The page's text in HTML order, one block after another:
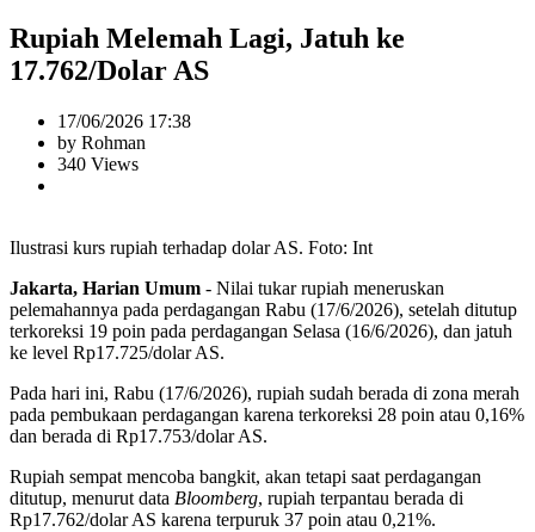
Rupiah Melemah Lagi, Jatuh ke
17.762/Dolar AS
17/06/2026 17:38
by Rohman
340 Views
Ilustrasi kurs rupiah terhadap dolar AS. Foto: Int
Jakarta, Harian Umum - Nilai tukar rupiah meneruskan
pelemahannya pada perdagangan Rabu (17/6/2026), setelah ditutup
terkoreksi 19 poin pada perdagangan Selasa (16/6/2026), dan jatuh
ke level Rp17.725/dolar AS.
Pada hari ini, Rabu (17/6/2026), rupiah sudah berada di zona merah
pada pembukaan perdagangan karena terkoreksi 28 poin atau 0,16%
dan berada di Rp17.753/dolar AS.
Rupiah sempat mencoba bangkit, akan tetapi saat perdagangan
ditutup, menurut data Bloomberg, rupiah terpantau berada di
Rp17.762/dolar AS karena terpuruk 37 poin atau 0,21%.